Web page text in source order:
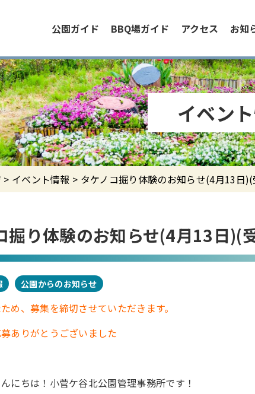
公園ガイド BBQ場ガイド アクセス お知
イベン
> イベント情報 > タケノコ掘り体験のお知らせ(4月13日
掘り体験のお知らせ(4月13日)(
公園からのお知らせ
め、募集を締切させていただきます。
ありがとうございました
にちは！小菅ケ谷北公園管理事務所です！